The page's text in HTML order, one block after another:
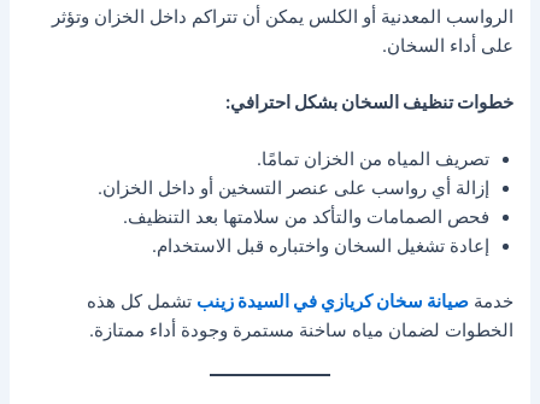
الرواسب المعدنية أو الكلس يمكن أن تتراكم داخل الخزان وتؤثر
على أداء السخان.
خطوات تنظيف السخان بشكل احترافي:
تصريف المياه من الخزان تمامًا.
إزالة أي رواسب على عنصر التسخين أو داخل الخزان.
فحص الصمامات والتأكد من سلامتها بعد التنظيف.
إعادة تشغيل السخان واختباره قبل الاستخدام.
خدمةصيانة سخان كريازي في السيدة زينب تشمل كل هذه
الخطوات لضمان مياه ساخنة مستمرة وجودة أداء ممتازة.